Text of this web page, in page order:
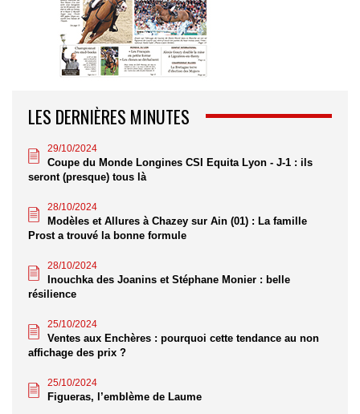
LES DERNIÈRES MINUTES
29/10/2024
Coupe du Monde Longines CSI Equita Lyon - J-1 : ils
seront (presque) tous là
28/10/2024
Modèles et Allures à Chazey sur Ain (01) : La famille
Prost a trouvé la bonne formule
28/10/2024
Inouchka des Joanins et Stéphane Monier : belle
résilience
25/10/2024
Ventes aux Enchères : pourquoi cette tendance au non
affichage des prix ?
25/10/2024
Figueras, l’emblème de Laume